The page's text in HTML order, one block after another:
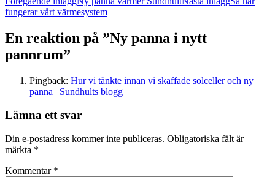
fungerar vårt värmesystem
En reaktion på ”Ny panna i nytt
pannrum”
Pingback: Hur vi tänkte innan vi skaffade solceller och ny
panna | Sundhults blogg
Lämna ett svar
Din e-postadress kommer inte publiceras. Obligatoriska fält är
märkta *
Kommentar *